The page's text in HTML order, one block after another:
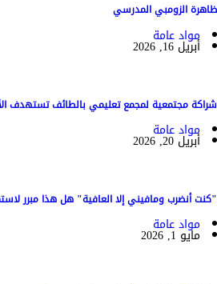
ظاهرة الزومبي المدرسي
مواد عامة
أبريل 16, 2026
شراكة مجتمعية لمجمع تعليمي بالطائف تستهدف
مواد عامة
أبريل 20, 2026
"كنت أنضرب ومافيني إلا العافية" هل هذا مبرر
مواد عامة
مايو 1, 2026